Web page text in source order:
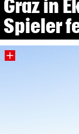
Graz in
Spieler